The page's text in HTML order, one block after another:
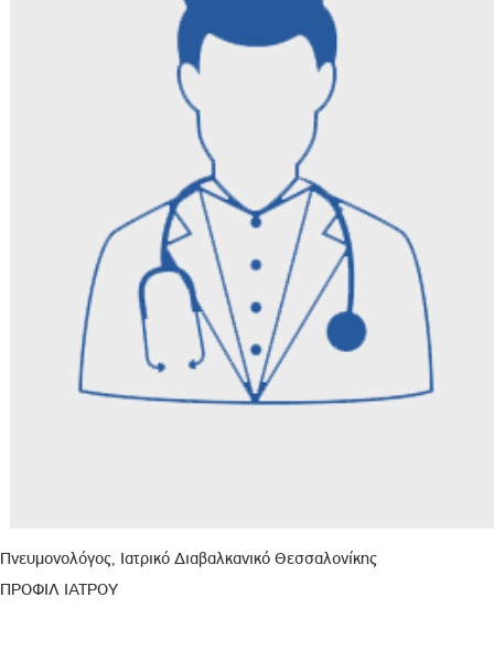
Πνευμονολόγος, Ιατρικό Διαβαλκανικό Θεσσαλονίκης
ΠΡΟΦΙΛ ΙΑΤΡΟΥ